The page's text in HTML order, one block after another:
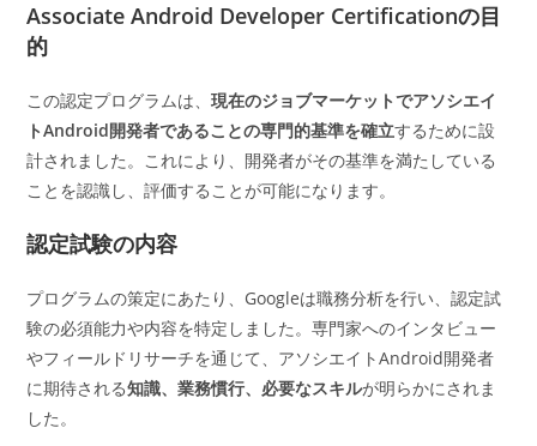
Associate Android Developer Certificationの目
的
この認定プログラムは、現在のジョブマーケットでアソシエイ
トAndroid開発者であることの専門的基準を確立するために設
計されました。これにより、開発者がその基準を満たしている
ことを認識し、評価することが可能になります。
認定試験の内容
プログラムの策定にあたり、Googleは職務分析を行い、認定試
験の必須能力や内容を特定しました。専門家へのインタビュー
やフィールドリサーチを通じて、アソシエイトAndroid開発者
に期待される知識、業務慣行、必要なスキルが明らかにされま
した。